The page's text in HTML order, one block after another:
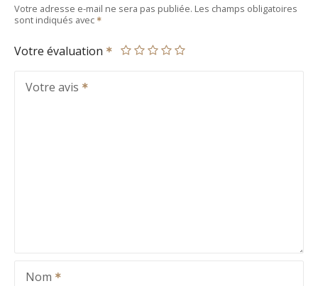
Votre adresse e-mail ne sera pas publiée. Les champs obligatoires
sont indiqués avec
Votre évaluation
Votre avis
Nom